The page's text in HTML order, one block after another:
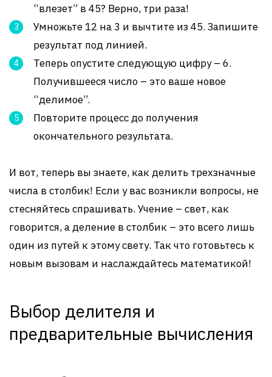
“влезет” в 45? Верно, три раза!
Умножьте 12 на 3 и вычтите из 45. Запишите
результат под линией.
Теперь опустите следующую цифру – 6.
Получившееся число – это ваше новое
“делимое”.
Повторите процесс до получения
окончательного результата.
И вот, теперь вы знаете, как делить трехзначные
числа в столбик! Если у вас возникли вопросы, не
стесняйтесь спрашивать. Учение – свет, как
говорится, а деление в столбик – это всего лишь
один из путей к этому свету. Так что готовьтесь к
новым вызовам и наслаждайтесь математикой!
Выбор делителя и
предварительные вычисления